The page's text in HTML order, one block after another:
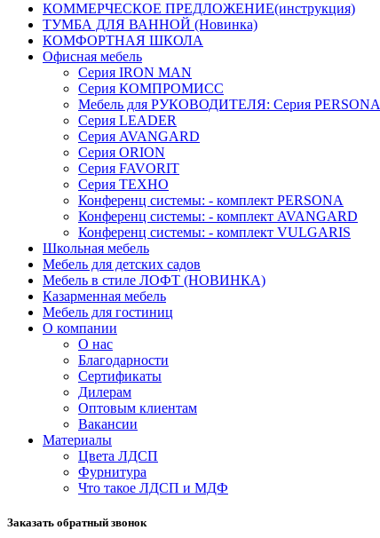
КОММЕРЧЕСКОЕ ПРЕДЛОЖЕНИЕ(инструкция)
ТУМБА ДЛЯ ВАННОЙ (Новинка)
КОМФОРТНАЯ ШКОЛА
Офисная мебель
Серия IRON MAN
Серия КОМПРОМИСС
Мебель для РУКОВОДИТЕЛЯ: Серия PERSONA
Серия LEADER
Серия AVANGARD
Серия ORION
Серия FAVORIT
Серия ТЕХНО
Конференц системы: - комплект PERSONA
Конференц системы: - комплект AVANGARD
Конференц системы: - комплект VULGARIS
Школьная мебель
Мебель для детских садов
Мебель в стиле ЛОФТ (НОВИНКА)
Казарменная мебель
Мебель для гостиниц
О компании
О нас
Благодарности
Сертификаты
Дилерам
Оптовым клиентам
Вакансии
Материалы
Цвета ЛДСП
Фурнитура
Что такое ЛДСП и МДФ
Заказать обратный звонок